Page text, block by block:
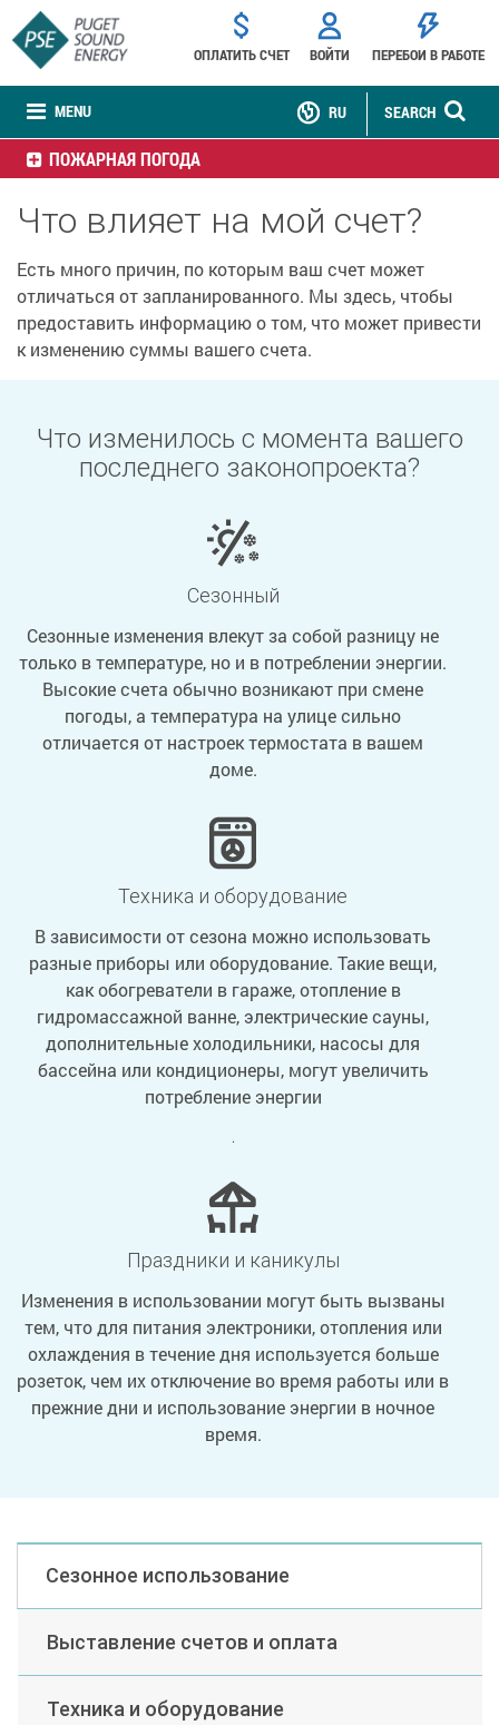
MENU
ОПЛАТИТЬ СЧЕТ ВОЙТИ ПЕРЕБОИ В РАБОТЕ
SEARCH
RU
ПОЖАРНАЯ ПОГОДА
Что влияет на мой счет?
Есть много причин, по которым ваш счет может
отличаться от запланированного. Мы здесь, чтобы
предоставить информацию о том, что может привести
к изменению суммы вашего счета.
Что изменилось с момента вашего
последнего законопроекта?
Сезонный
Сезонные изменения влекут за собой разницу не
только в температуре, но и в потреблении энергии.
Высокие счета обычно возникают при смене
погоды, а температура на улице сильно
отличается от настроек термостата в вашем
доме.
Техника и оборудование
В зависимости от сезона можно использовать
разные приборы или оборудование. Такие вещи,
как обогреватели в гараже, отопление в
гидромассажной ванне, электрические сауны,
дополнительные холодильники, насосы для
бассейна или кондиционеры, могут увеличить
потребление энергии
.
Праздники и каникулы
Изменения в использовании могут быть вызваны
тем, что для питания электроники, отопления или
охлаждения в течение дня используется больше
розеток, чем их отключение во время работы или в
прежние дни и использование энергии в ночное
время.
Сезонное использование
Выставление счетов и оплата
Техника и оборудование